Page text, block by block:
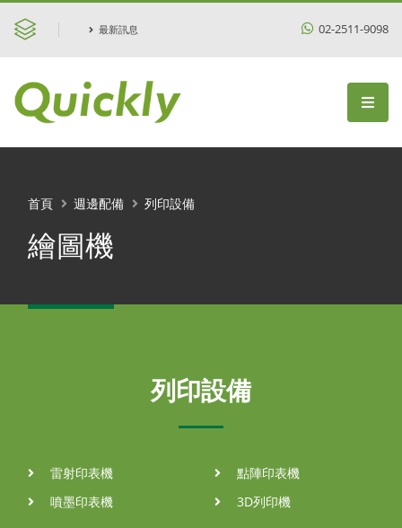
最新訊息 02-2511-9098
繪圖機
首頁 週邊配備 列印設備
列印設備
雷射印表機
噴墨印表機
點陣印表機
3D列印機